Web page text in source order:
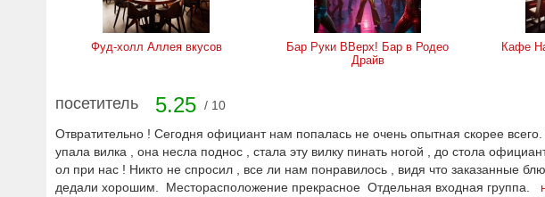
Фуд-холл Аллея вкусов
Бар Руки ВВерх! Бар в Родео
Драйв
Кафе
посетитель 5.25 / 10
Отвратительно ! Сегодня официант нам попалась не очень опытная скорее
упала вилка , она несла поднос , стала эту вилку пинать ногой , до стола
ол при нас ! Никто не спросил , все ли нам понравилось , видя что заказанные
дедали хорошим. Месторасположение прекрасное Отдельная входная группа.